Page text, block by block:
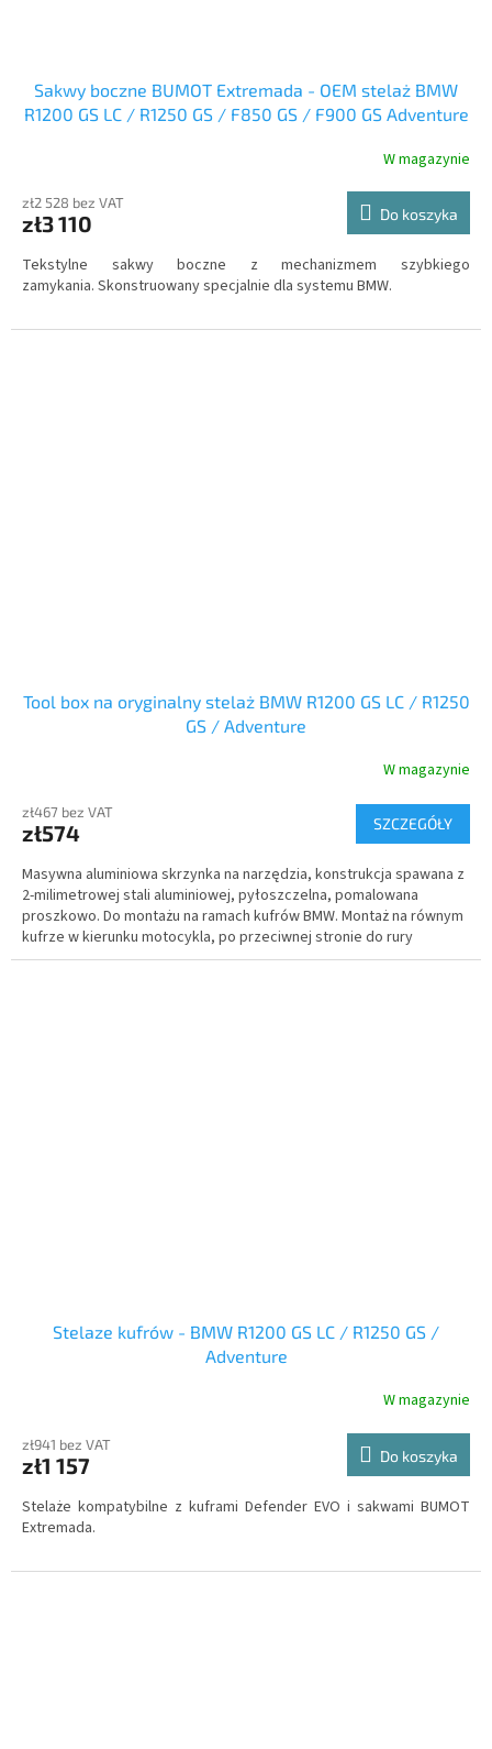
Sakwy boczne BUMOT Extremada - OEM stelaż BMW
R1200 GS LC / R1250 GS / F850 GS / F900 GS Adventure
W magazynie
zł2 528 bez VAT
zł3 110 Do koszyka
Tekstylne sakwy boczne z mechanizmem szybkiego
zamykania. Skonstruowany specjalnie dla systemu BMW.
Tool box na oryginalny stelaż BMW R1200 GS LC / R1250
GS / Adventure
W magazynie
zł467 bez VAT
zł574 SZCZEGÓŁY
Masywna aluminiowa skrzynka na narzędzia, konstrukcja spawana z
2-milimetrowej stali aluminiowej, pyłoszczelna, pomalowana
proszkowo. Do montażu na ramach kufrów BMW. Montaż na równym
kufrze w kierunku motocykla, po przeciwnej stronie do rury
wydechowej. Komplet z zamkiem.
Stelaze kufrów - BMW R1200 GS LC / R1250 GS /
Adventure
W magazynie
zł941 bez VAT
zł1 157 Do koszyka
Stelaże kompatybilne z kuframi Defender EVO i sakwami BUMOT
Extremada.